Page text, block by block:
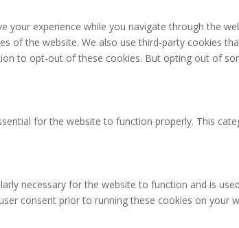
your experience while you navigate through the
of the website. We also use third-party cookies
to opt-out of these cookies. But opting out of
for the website to function properly. This
necessary for the website to function and is
consent prior to running these cookies on your